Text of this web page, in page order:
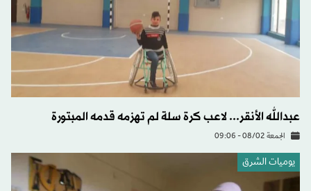
عبدالله الأنقر... لاعب كرة سلة لم تهزمه قدمه المبتورة
الجمعة 08/02 - 09:06
يوميات الشرق